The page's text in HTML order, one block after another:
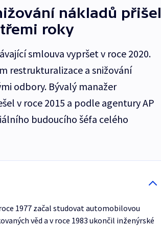
nákladů přišel
roky
smlouva vypršet v roce 2020.
restrukturalizace a snižování
odbory. Bývalý manažer
v roce 2015 a podle agentury AP
budoucího šéfa celého
1977 začal studovat automobilovou
věd a v roce 1983 ukončil inženýrské